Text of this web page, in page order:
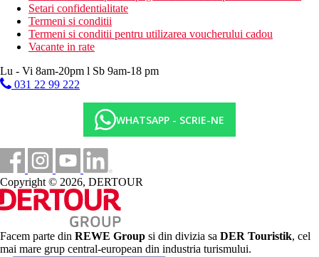
Activitati sportive gratuite
paddle board (placa cu vasle)
caiace
snorkeling (1 ora pe zi la cerere)
masaje si proceduri in centrul SPA
sporturi nautice motorizate
All Inclusive
Mic dejun, pranz si cina in restaurantul principal
Posibilitate de cina in restaurante a la carte (3x pe sejur,
este necesara rezervare)
Gustare in timpul zilei
Bauturi alcoolice si nealcoolice de productie locala (10.00
a.m.-11.30 p.m.)
Setari confidentialitate
Termeni si conditii
Termeni si conditii pentru utilizarea voucherului cadou
Vacante in rate
Lu - Vi 8am-20pm l Sb 9am-18 pm
031 22 99 222
WHATSAPP - SCRIE-NE
Copyright © 2026, DERTOUR
Facem parte din REWE Group si din divizia sa DER Touristik, cel
mai mare grup central-european din industria turismului.